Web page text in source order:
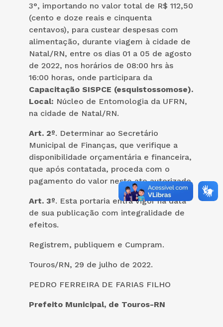
3°, importando no valor total de R$ 112,50
(cento e doze reais e cinquenta
centavos), para custear despesas com
alimentação, durante viagem à cidade de
Natal/RN, entre os dias 01 a 05 de agosto
de 2022, nos horários de 08:00 hrs às
16:00 horas, onde participara da
Capacitação SISPCE (esquistossomose).
Local: Núcleo de Entomologia da UFRN,
na cidade de Natal/RN.
Art. 2º. Determinar ao Secretário
Municipal de Finanças, que verifique a
disponibilidade orçamentária e financeira,
que após contatada, proceda com o
pagamento do valor neste ato autorizado.
Art. 3º. Esta portaria entra vigor na data
de sua publicação com integralidade de
efeitos.
Registrem, publiquem e Cumpram.
Touros/RN, 29 de julho de 2022.
PEDRO FERREIRA DE FARIAS FILHO
Prefeito Municipal, de Touros-RN